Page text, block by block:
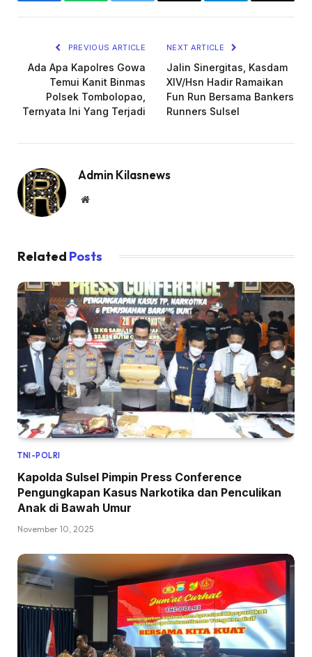
PREVIOUS ARTICLE
Ada Apa Kapolres Gowa
Temui Kanit Binmas
Polsek Tombolopao,
Ternyata Ini Yang Terjadi
NEXT ARTICLE
Jalin Sinergitas, Kasdam
XIV/Hsn Hadir Ramaikan
Fun Run Bersama Bankers
Runners Sulsel
Admin Kilasnews
Website
Related Posts
TNI-POLRI
Kapolda Sulsel Pimpin Press Conference
Pengungkapan Kasus Narkotika dan Penculikan
Anak di Bawah Umur
November 10, 2025